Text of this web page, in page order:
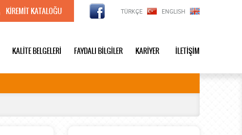
TÜRKÇE ENGLISH
KİREMİT KATALOĞU
KALİTE BELGELERİ FAYDALI BİLGİLER KARİYER İLETİŞİM